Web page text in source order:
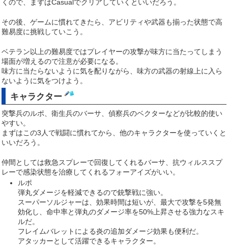
くので、まずはCasualでクリアしていくといいだろう。
その後、ゲームに慣れてきたら、アビリティや武器も揃った状態で高
難易度に挑戦していこう。
ベテラン以上の難易度ではプレイヤーの攻撃が味方に当たってしまう
場面が増えるので注意が必要になる。
味方に当たらないように気を配りながら、味方の武器の射線上に入ら
ないように気をつけよう。
キャラクター
突撃兵のルポ、衛生兵のバーサ、偵察兵のベクターなどが比較的使い
やすい。
まずはこの3人で戦闘に慣れてから、他のキャラクターを使っていくと
いいだろう。
仲間としては救急スプレーで回復してくれるバーサ、抗ウィルススプ
レーで感染状態を治療してくれるフォーアイズがいい。
ルポ
弾丸ダメージを軽減できるので銃撃戦に強い。
スーパーソルジャーは、効果時間は短いが、最大で攻撃を5発無
効化し、命中率と弾丸のダメージ率を50%上昇させる強力なスキ
ルだ。
フレイムバレットによる炎の追加ダメージ効果も便利だ。
アタッカーとして活躍できるキャラクター。